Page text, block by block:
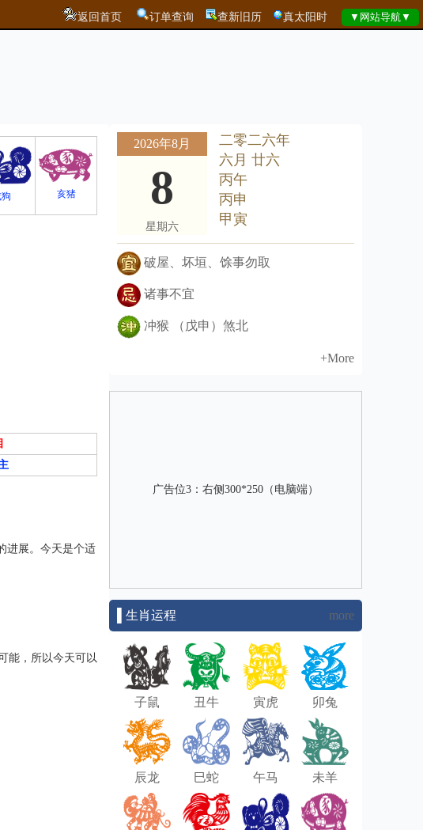
返回首页 订单查询 查新旧历 真太阳时
亥猪
进展。今天是个适
能，所以今天可以
2026年8月
8
星期六
二零二六年
六月 廿六
丙午
丙申
甲寅
破屋、坏垣、馀事勿取
诸事不宜
冲猴 （戊申）煞北
+More
广告位3：右侧300*250（电脑端）
▌生肖运程 more
子鼠 丑牛 寅虎 卯兔
辰龙 巳蛇 午马 未羊